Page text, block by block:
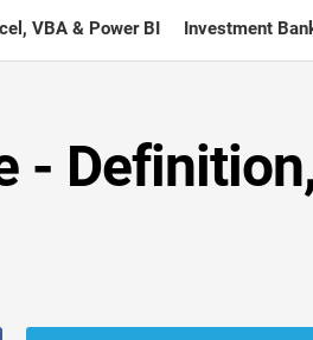
VBA & Power BI Investment
-